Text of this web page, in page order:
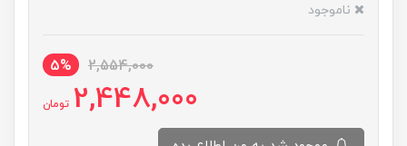
ناموجود
2,554,000
5%
2,448,000 تومان